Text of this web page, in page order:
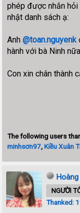
phép được nhắn hỏi
nhật danh sách ạ:
Anh@toan.nguyenk
hành với bà Ninh
Con xin chân thành
The following users
minhsơn97,Kiều Xuân
NGƯỜI
Thanked: